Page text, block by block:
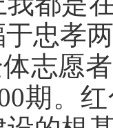
忠孝
志愿
期。